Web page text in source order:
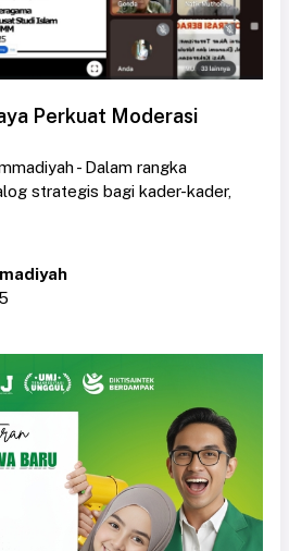
Perkuat Moderasi
- Dalam rangka
strategis bagi kader-kader,